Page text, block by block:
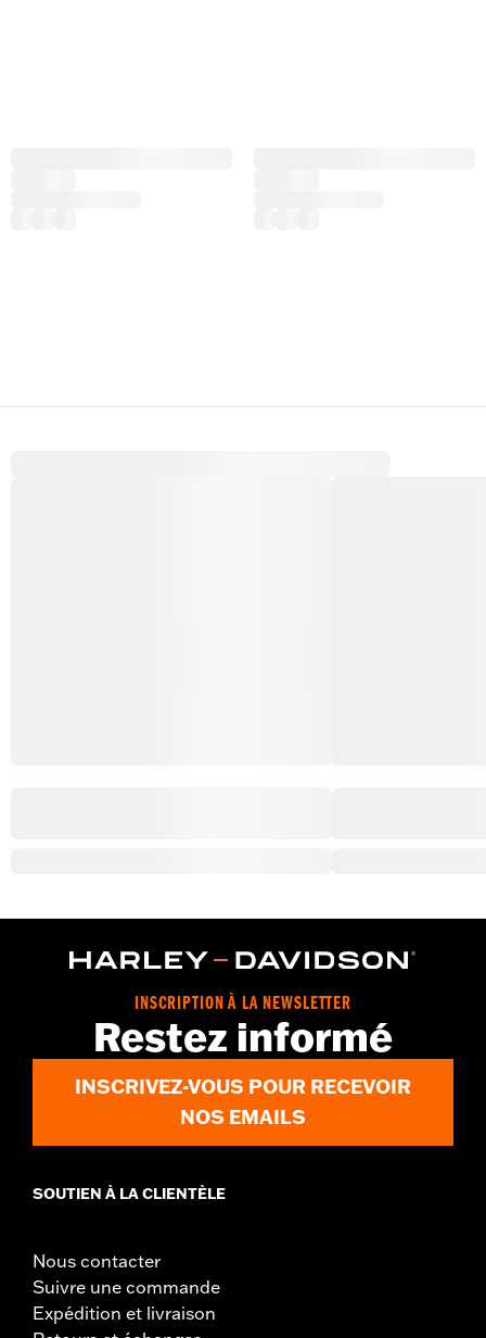
INSCRIPTION À LA NEWSLETTER
Restez informé
INSCRIVEZ-VOUS POUR RECEVOIR
NOS EMAILS
SOUTIEN À LA CLIENTÈLE
Nous contacter
Suivre une commande
Expédition et livraison